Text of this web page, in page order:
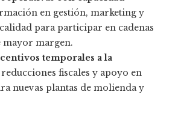
en gestión, marketing y
para participar en cadenas
mayor margen.
temporales a la
reducciones fiscales y apoyo en
nuevas plantas de molienda y